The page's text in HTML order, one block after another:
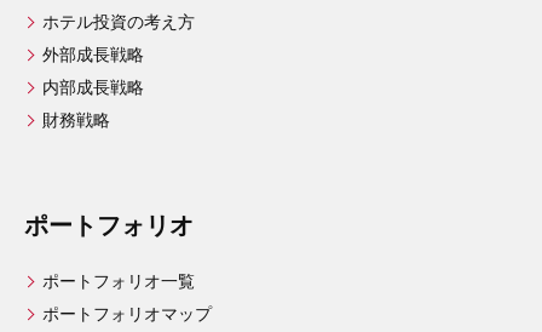
ホテル投資の考え方
外部成長戦略
内部成長戦略
財務戦略
ポートフォリオ
ポートフォリオ一覧
ポートフォリオマップ